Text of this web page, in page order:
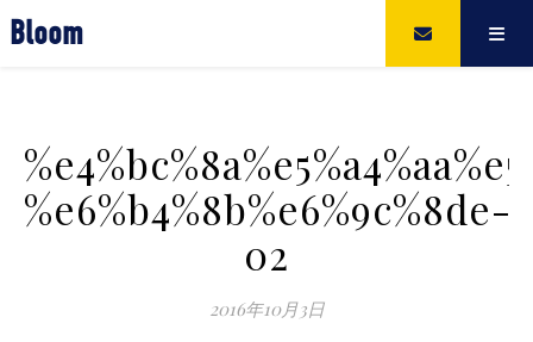
Bloom
%e6%b4%8b%e6%9c%8de-
02
2016年10月3日